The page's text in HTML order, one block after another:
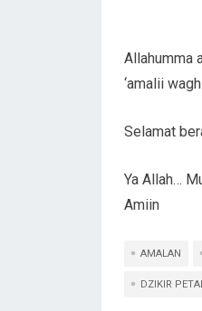
Allahumma
‘amalii
Selamat
Ya Allah…
Amiin
AMALAN
DZIKIR